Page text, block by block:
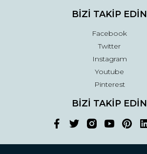
BİZİ TAKİP EDİN
Facebook
Twitter
Instagram
Youtube
Pinterest
BİZİ TAKİP EDİN